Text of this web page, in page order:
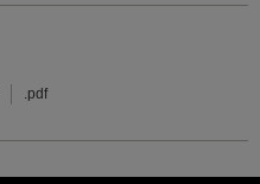
.pdf